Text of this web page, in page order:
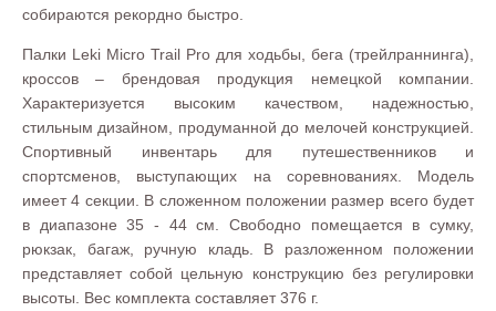
собираются рекордно быстро.
Палки Leki Micro Trail Pro для ходьбы, бега (трейлраннинга),
кроссов – брендовая продукция немецкой компании.
Характеризуется высоким качеством, надежностью,
стильным дизайном, продуманной до мелочей конструкцией.
Спортивный инвентарь для путешественников и
спортсменов, выступающих на соревнованиях. Модель
имеет 4 секции. В сложенном положении размер всего будет
в диапазоне 35 - 44 см. Свободно помещается в сумку,
рюкзак, багаж, ручную кладь. В разложенном положении
представляет собой цельную конструкцию без регулировки
высоты. Вес комплекта составляет 376 г.